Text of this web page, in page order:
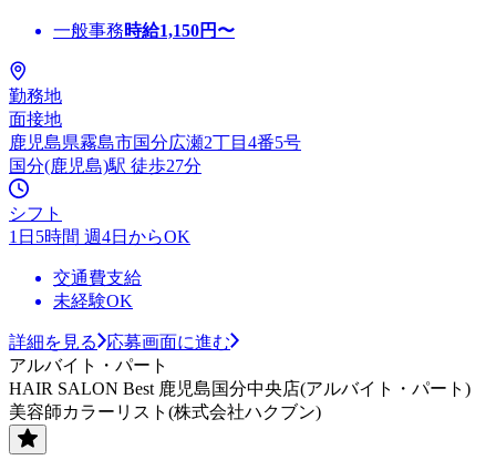
一般事務時給1,150円〜
勤務地
面接地
鹿児島県霧島市国分広瀬2丁目4番5号
国分(鹿児島)駅 徒歩27分
シフト
1日5時間 週4日からOK
交通費支給
未経験OK
詳細を見る
応募画面に進む
アルバイト・パート
HAIR SALON Best 鹿児島国分中央店(アルバイト・パート)
美容師カラーリスト(株式会社ハクブン)